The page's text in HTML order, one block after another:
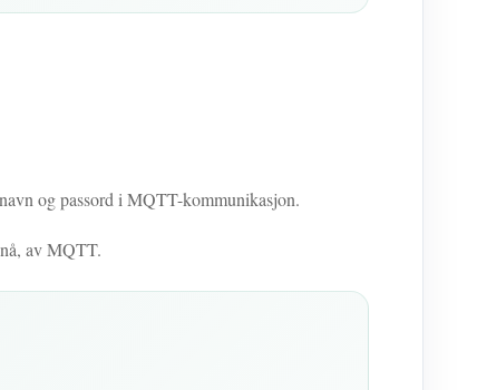
og passord i MQTT-kommunikasjon.
av MQTT.